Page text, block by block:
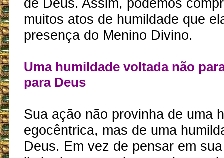
de Deus. Assim, podemos
muitos atos de humildade que
presença do Menino Divino.
Uma humildade voltada não
para Deus
Sua ação não provinha de uma
egocêntrica, mas de uma
Deus. Em vez de pensar em